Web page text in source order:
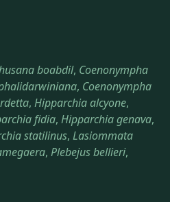
boabdil, Coenonympha
, Coenonympha
, Hipparchia alcyone,
fidia, Hipparchia genava,
statilinus, Lasiommata
, Plebejus bellieri,